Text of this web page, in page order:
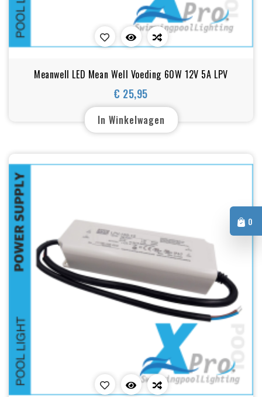
0
Meanwell LED Mean Well Voeding 60W 12V 5A LPV
€ 25,95
Prijs
In Winkelwagen